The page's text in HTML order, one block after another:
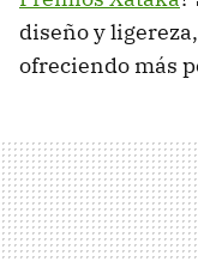
diseño y
ofreciendo más